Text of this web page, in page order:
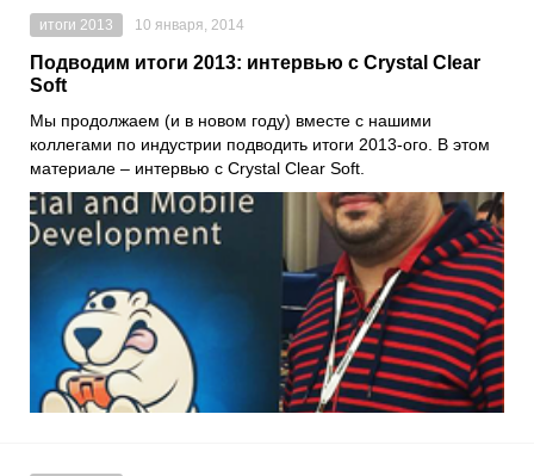
итоги 2013 10 января, 2014
Подводим итоги 2013: интервью с Crystal Clear
Soft
Мы продолжаем (и в новом году) вместе с нашими
коллегами по индустрии подводить итоги 2013-ого. В этом
материале – интервью с Crystal Clear Soft.